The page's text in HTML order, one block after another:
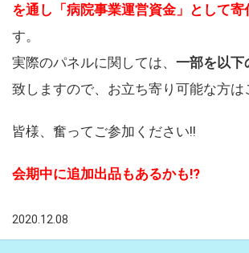
を通し「病院事業運営資金」として寄
す。
実際のパネルに関しては、 一部を以下
致しますので、お立ち寄り可能な方は
皆様、奮ってご参加ください!!
会期中に追加出品もあるかも!?
2020.12.08